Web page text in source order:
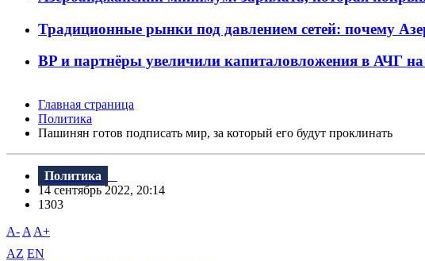
Традиционные рынки под давлением сетей: почему
BP и партнёры увеличили капиталовложения в АЧГ
Главная страница
Политика
Пашинян готов подписать мир, за который его будут проклинать
Политика
14 сентябрь 2022, 20:14
1303
A- A A+
AZ EN